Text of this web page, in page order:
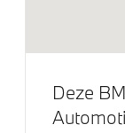
LED
LED-
Deze